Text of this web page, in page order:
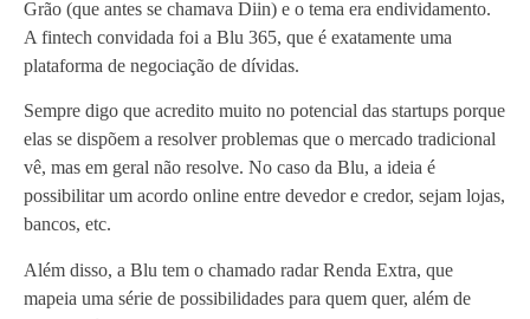
Grão (que antes se chamava Diin) e o tema era endividamento.
A fintech convidada foi a Blu 365, que é exatamente uma
plataforma de negociação de dívidas.
Sempre digo que acredito muito no potencial das startups porque
elas se dispõem a resolver problemas que o mercado tradicional
vê, mas em geral não resolve. No caso da Blu, a ideia é
possibilitar um acordo online entre devedor e credor, sejam lojas,
bancos, etc.
Além disso, a Blu tem o chamado radar Renda Extra, que
mapeia uma série de possibilidades para quem quer, além de